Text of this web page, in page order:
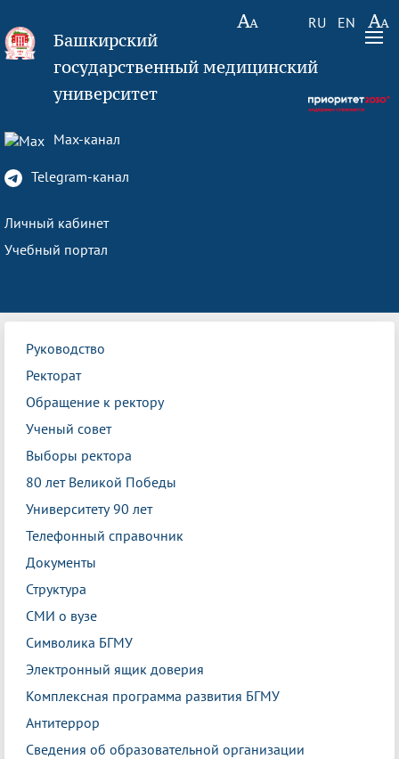
RU EN
Башкирский
государственный медицинский
университет
Max-канал
Telegram-канал
Личный кабинет
Учебный портал
Руководство
Ректорат
Обращение к ректору
Ученый совет
Выборы ректора
80 лет Великой Победы
Университету 90 лет
Телефонный справочник
Документы
Структура
СМИ о вузе
Символика БГМУ
Электронный ящик доверия
Комплексная программа развития БГМУ
Антитеррор
Сведения об образовательной организации